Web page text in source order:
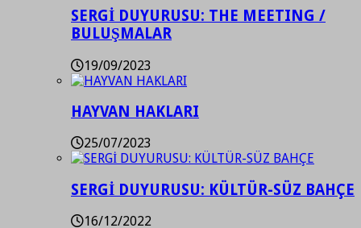
SERGİ DUYURUSU: THE MEETING /
BULUŞMALAR
19/09/2023
HAYVAN HAKLARI
25/07/2023
SERGİ DUYURUSU: KÜLTÜR-SÜZ BAHÇE
16/12/2022